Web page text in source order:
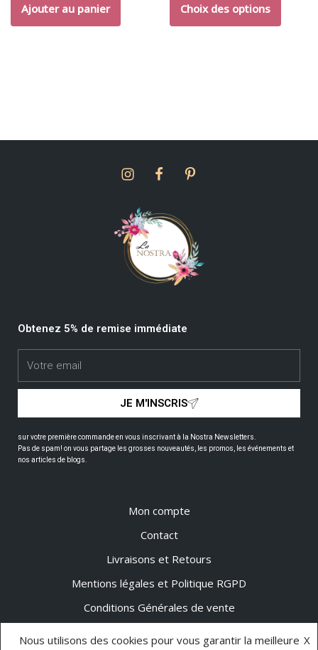
Ajouter au panier Choix des options
Obtenez 5% de remise immédiate
JE M'INSCRIS
sur votre première commande en vous inscrivant à la Nostra Newsletters.
Pas de spam! on vous partage les grosses nouveautés, les promos, les événements et
nos articles de blogs.
Mon compte
Contact
Livraisons et Retours
Mentions légales et Politique RGPD
Conditions Générales de vente
Nous utilisons des cookies pour vous garantir la meilleure X